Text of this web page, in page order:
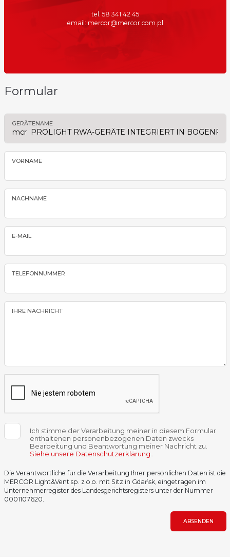
tel. 58 341 42 45
email: mercor@mercor.com.pl
Formular
GERÄTENAME
VORNAME
NACHNAME
E-MAIL
TELEFONNUMMER
IHRE NACHRICHT
Ich stimme der Verarbeitung meiner in diesem Formular
enthaltenen personenbezogenen Daten zwecks
Bearbeitung und Beantwortung meiner Nachricht zu.
Siehe unsere Datenschutzerklärung.
Die Verantwortliche für die Verarbeitung Ihrer persönlichen Daten ist die
MERCOR Light&Vent sp. z o.o. mit Sitz in Gdańsk, eingetragen im
Unternehmerregister des Landesgerichtsregisters unter der Nummer
0001107620.
ABSENDEN